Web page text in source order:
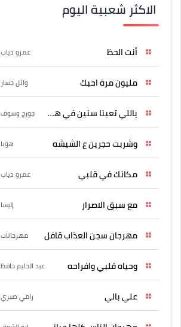
الاكثر شعبية اليوم
أنت الحظ عمرو دياب
مليون مرة احبك وائل جسار
ياللي تعبنا سنين في هواه جورج وسوف
وشربت حجرين ع الشيشه هوبا
مكانك في قلبي عمرو دياب
مع سبق الاصرار إليسا
مهرجان سجن العذاب قافل مهرجانات
وحياه قلبي وافراحه عبد الحليم حافظ
علي بالي رامي صبري